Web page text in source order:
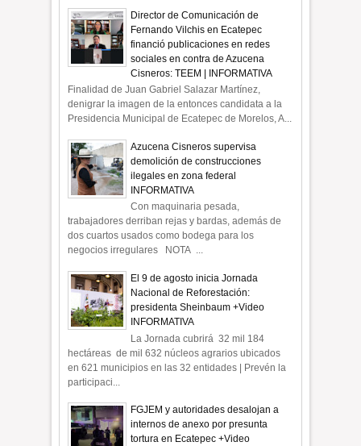
Director de Comunicación de
Fernando Vilchis en Ecatepec
financió publicaciones en redes
sociales en contra de Azucena
Cisneros: TEEM | INFORMATIVA
Finalidad de Juan Gabriel Salazar Martínez,
denigrar la imagen de la entonces candidata a la
Presidencia Municipal de Ecatepec de Morelos, A...
Azucena Cisneros supervisa
demolición de construcciones
ilegales en zona federal
INFORMATIVA
Con maquinaria pesada,
trabajadores derriban rejas y bardas, además de
dos cuartos usados como bodega para los
negocios irregulares NOTA ...
El 9 de agosto inicia Jornada
Nacional de Reforestación:
presidenta Sheinbaum +Video
INFORMATIVA
La Jornada cubrirá 32 mil 184
hectáreas de mil 632 núcleos agrarios ubicados
en 621 municipios en las 32 entidades | Prevén la
participaci...
FGJEM y autoridades desalojan a
internos de anexo por presunta
tortura en Ecatepec +Video